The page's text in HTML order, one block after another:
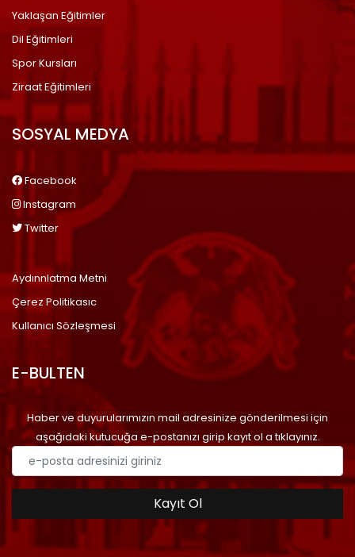
Yaklaşan Eğitimler
Dil Eğitimleri
Spor Kursları
Ziraat Eğitimleri
SOSYAL MEDYA
Facebook
Instagram
Twitter
Aydınnlatma Metni
Çerez Politikasıc
Kullanıcı Sözleşmesi
E-BULTEN
Haber ve duyurularımızın mail adresinize gönderilmesi için
aşağıdaki kutucuğa e-postanızı girip kayıt ol a tıklayınız.
Kayıt Ol